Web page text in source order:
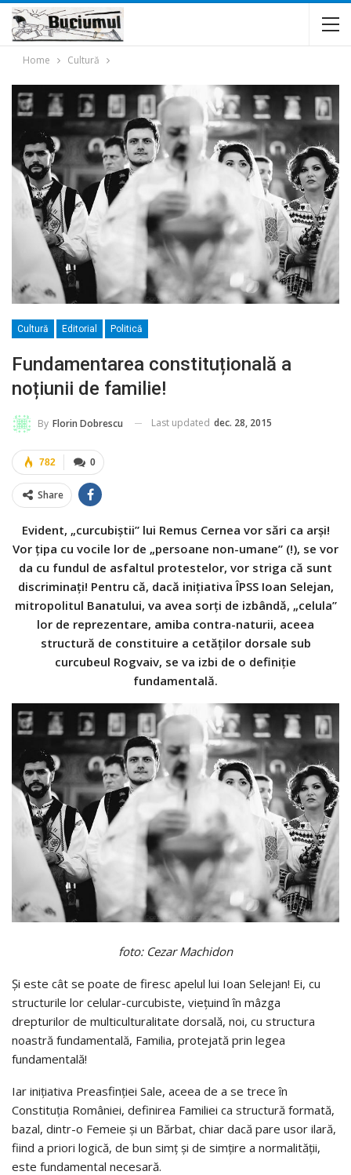
Home Cultură
Cultură Editorial Politică
Fundamentarea constituțională a
noțiunii de familie!
By Florin Dobrescu Last updated dec. 28, 2015
0
782
Share
Evident, „curcubiștii” lui Remus Cernea vor sări ca arși!
Vor țipa cu vocile lor de „persoane non-umane” (!), se vor
da cu fundul de asfaltul protestelor, vor striga că sunt
discriminați! Pentru că, dacă inițiativa ÎPSS Ioan Selejan,
mitropolitul Banatului, va avea sorți de izbândă, „celula”
lor de reprezentare, amiba contra-naturii, aceea
structură de constituire a cetăților dorsale sub
curcubeul Rogvaiv, se va izbi de o definiție
fundamentală.
foto: Cezar Machidon
Și este cât se poate de firesc apelul lui Ioan Selejan! Ei, cu
structurile lor celular-curcubiste, viețuind în mâzga
drepturilor de multiculturalitate dorsală, noi, cu structura
noastră fundamentală, Familia, protejată prin legea
fundamentală!
Iar inițiativa Preasfinției Sale, aceea de a se trece în
Constituția României, definirea Familiei ca structură formată,
bazal, dintr-o Femeie și un Bărbat, chiar dacă pare usor ilară,
fiind a priori logică, de bun simț și de simțire a normalității,
este fundamental necesară.